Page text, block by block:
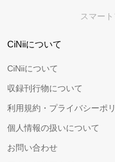
スマー
CiNiiについて
CiNiiについて
収録刊行物について
利用規約・プライバシーポ
個人情報の扱いについて
お問い合わせ